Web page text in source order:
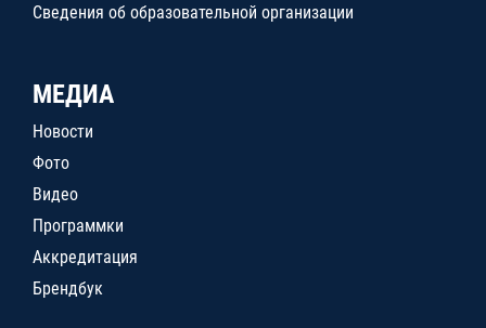
Сведения об образовательной организации
МЕДИА
Новости
Фото
Видео
Программки
Аккредитация
Брендбук